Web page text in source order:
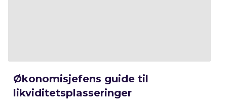
Økonomisjefens guide til
likviditetsplasseringer